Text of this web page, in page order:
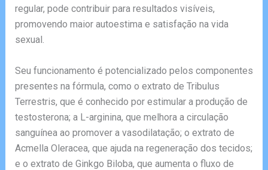
regular, pode contribuir para resultados visíveis,
promovendo maior autoestima e satisfação na vida
sexual.
Seu funcionamento é potencializado pelos componentes
presentes na fórmula, como o extrato de Tribulus
Terrestris, que é conhecido por estimular a produção de
testosterona; a L-arginina, que melhora a circulação
sanguínea ao promover a vasodilatação; o extrato de
Acmella Oleracea, que ajuda na regeneração dos tecidos;
e o extrato de Ginkgo Biloba, que aumenta o fluxo de